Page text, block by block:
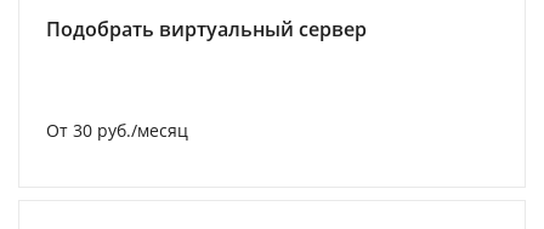
Подобрать виртуальный сервер
От 30 руб./месяц